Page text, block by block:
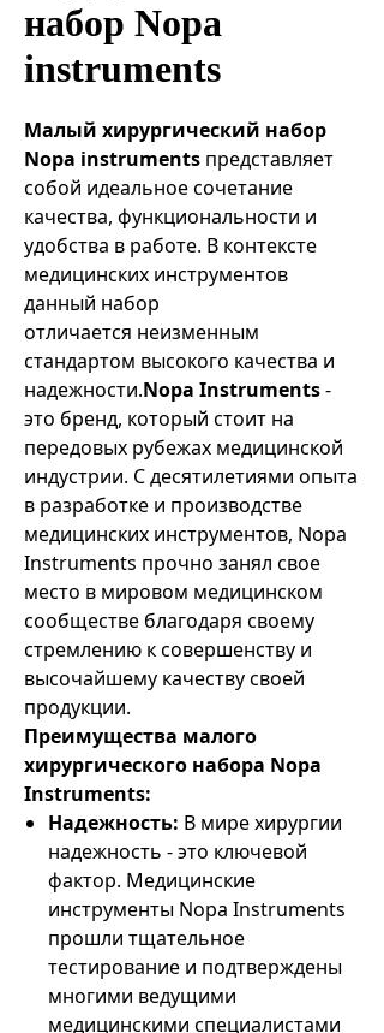
набор Nopa
instruments
Малый хирургический набор
Nopa instruments представляет
собой идеальное сочетание
качества, функциональности и
удобства в работе. В контексте
медицинских инструментов
данный набор
отличается неизменным
стандартом высокого качества и
надежности.Nopa Instruments-
это бренд, который стоит на
передовых рубежах медицинской
индустрии. С десятилетиями опыта
в разработке и производстве
медицинских инструментов, Nopa
Instruments прочно занял свое
место в мировом медицинском
сообществе благодаря своему
стремлению к совершенству и
высочайшему качеству своей
продукции.
Преимущества малого
хирургического набора Nopa
Instruments:
Надежность: В мире хирургии
надежность - это ключевой
фактор. Медицинские
инструменты Nopa Instruments
прошли тщательное
тестирование и подтверждены
многими ведущими
медицинскими специалистами